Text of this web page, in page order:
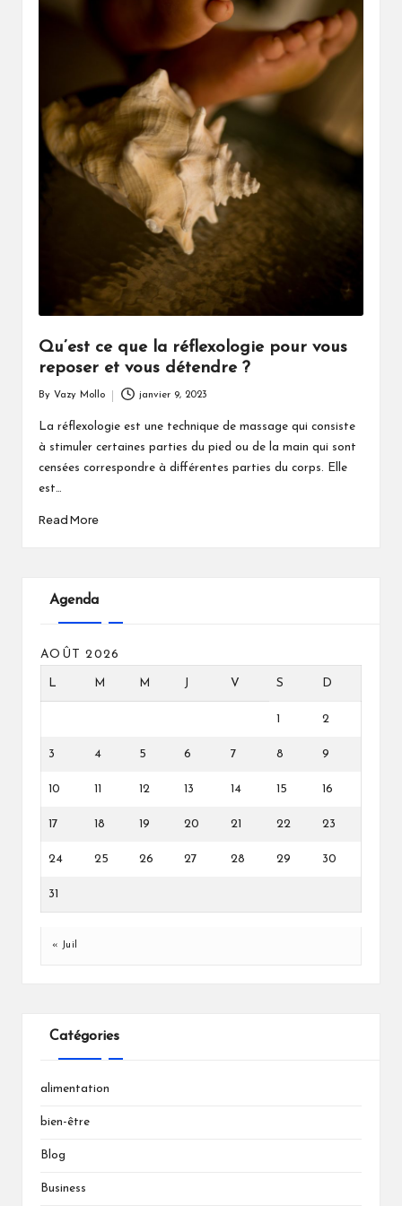
Qu’est ce que la réflexologie pour vous
reposer et vous détendre ?
by
By Vazy Mollo janvier 9, 2023
La réflexologie est une technique de massage qui consiste
à stimuler certaines parties du pied ou de la main qui sont
censées correspondre à différentes parties du corps. Elle
est…
Read More
Agenda
AOÛT 2026
L M M J V S D
1 2
3 4 5 6 7 8 9
10 11 12 13 14 15 16
17 18 19 20 21 22 23
24 25 26 27 28 29 30
31
« Juil
Catégories
alimentation
bien-être
Blog
Business